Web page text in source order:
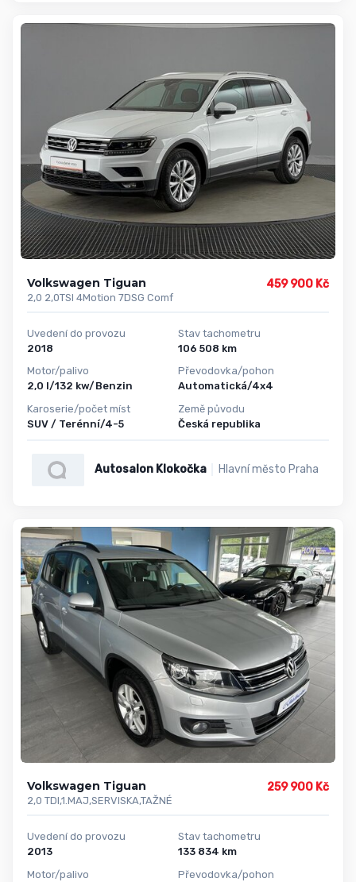
Volkswagen Tiguan
2,0 2,0TSI 4Motion 7DSG Comf
459 900 Kč
Uvedení do provozu
2018
Motor/palivo
2,0 l/132 kw/Benzin
Karoserie/počet míst
SUV / Terénní/4-5
Stav tachometru
106 508 km
Převodovka/pohon
Automatická/4x4
Země původu
Česká republika
Autosalon Klokočka Hlavní město Praha
Volkswagen Tiguan
2,0 TDI,1.MAJ,SERVISKA,TAŽNÉ
259 900 Kč
Uvedení do provozu
2013
Motor/palivo
Stav tachometru
133 834 km
Převodovka/pohon